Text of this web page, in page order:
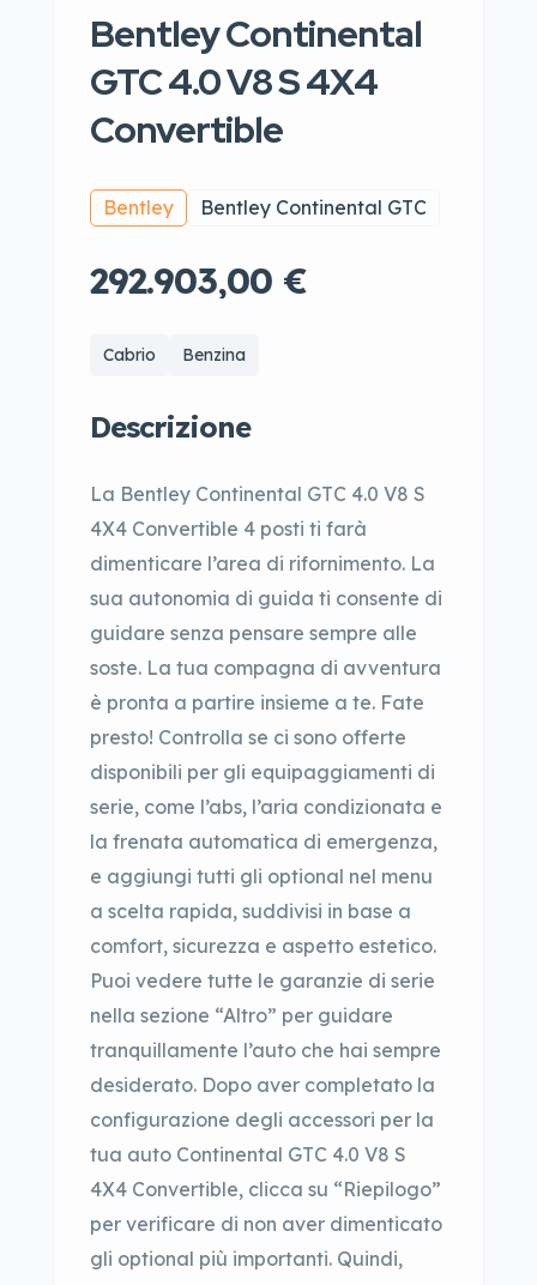
Bentley Continental
GTC 4.0 V8 S 4X4
Convertible
Bentley Bentley Continental GTC
292.903,00 €
Cabrio Benzina
Descrizione
La Bentley Continental GTC 4.0 V8 S
4X4 Convertible 4 posti ti farà
dimenticare l’area di rifornimento. La
sua autonomia di guida ti consente di
guidare senza pensare sempre alle
soste. La tua compagna di avventura
è pronta a partire insieme a te. Fate
presto! Controlla se ci sono offerte
disponibili per gli equipaggiamenti di
serie, come l’abs, l’aria condizionata e
la frenata automatica di emergenza,
e aggiungi tutti gli optional nel menu
a scelta rapida, suddivisi in base a
comfort, sicurezza e aspetto estetico.
Puoi vedere tutte le garanzie di serie
nella sezione “Altro” per guidare
tranquillamente l’auto che hai sempre
desiderato. Dopo aver completato la
configurazione degli accessori per la
tua auto Continental GTC 4.0 V8 S
4X4 Convertible, clicca su “Riepilogo”
per verificare di non aver dimenticato
gli optional più importanti. Quindi,